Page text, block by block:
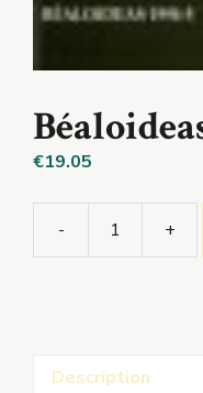
€19.05
- +
Description